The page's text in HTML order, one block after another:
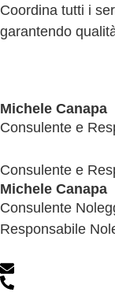
Coordina tutti i
garantendo
Michele Canapa
Consulente e
Consulente e
Michele Canapa
Consulente
Responsabile